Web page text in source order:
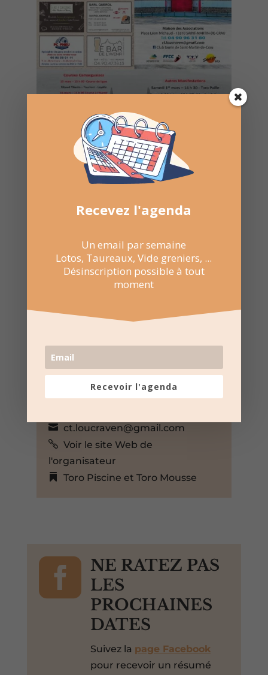
19 Juil 2025
21:30 au 23:30
Arènes Louis Thier à Saint
Avenue du Foirail 2, Saint-
Rhône, 13310, France,
+ Google Map
Club taurin Lou Craven de Saint
ct.loucraven@gmail.com
Voir le site Web de
l'organisateur
Toro Piscine et Toro Mousse

NE RATEZ PAS
LES
PROCHAINES
DATES
Suivez la page Facebook
pour recevoir un résumé
Recevez l'agenda
Un email par semaine
Lotos, Taureaux, Vide greniers, ...
Désinscription possible à tout
moment
Recevoir l'agenda